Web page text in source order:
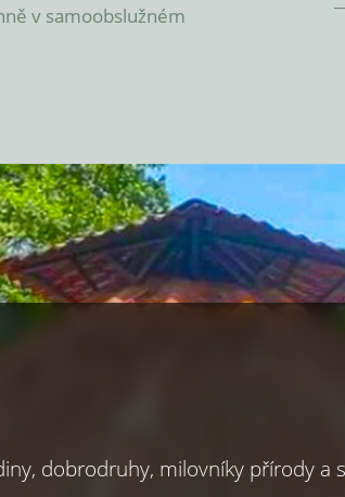
v samoobslužném
dobrodruhy, milovníky přírody a